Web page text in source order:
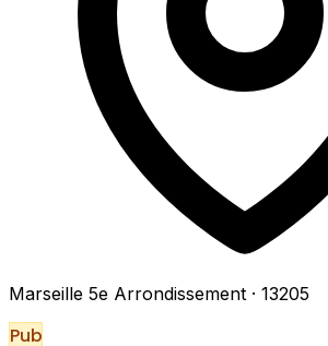
Marseille 5e Arrondissement · 13205
Pub